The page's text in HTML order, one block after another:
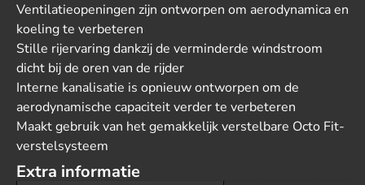
Ventilatieopeningen zijn ontworpen om aerodynamica en
koeling te verbeteren
Stille rijervaring dankzij de verminderde windstroom
dicht bij de oren van de rijder
Interne kanalisatie is opnieuw ontworpen om de
aerodynamische capaciteit verder te verbeteren
Maakt gebruik van het gemakkelijk verstelbare Octo Fit-
verstelsysteem
Extra informatie